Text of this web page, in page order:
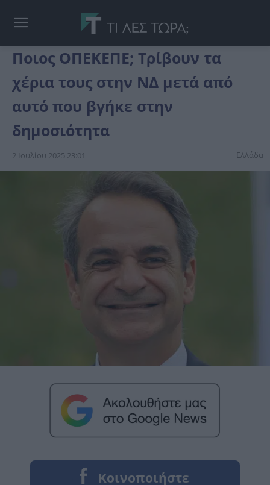
Ποιος ΟΠΕΚΕΠΕ; Τρίβουν τα
χέρια τους στην ΝΔ μετά από
αυτό που βγήκε στην
δημοσιότητα
2 Ιουλίου 2025 23:01 Ελλάδα